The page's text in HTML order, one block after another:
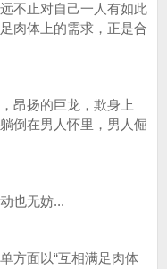
不止对自己一人有如此
肉体上的需求，正是合
扬的巨龙，欺身上
倒在男人怀里，男人倔
也无妨...
面以“互相满足肉体